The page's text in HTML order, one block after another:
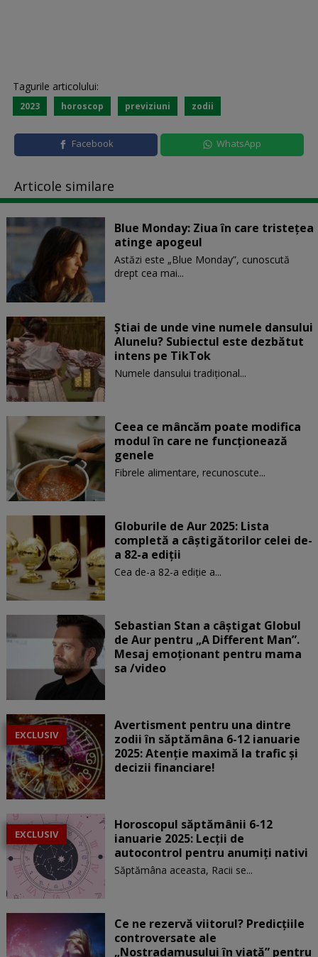
Tagurile articolului:
2023 horoscop previziuni zodii
Facebook WhatsApp
Articole similare
Blue Monday: Ziua în care tristețea
atinge apogeul
Astăzi este „Blue Monday”, cunoscută
drept cea mai...
Știai de unde vine numele dansului
Alunelu? Subiectul este dezbătut
intens pe TikTok
Numele dansului tradițional...
Ceea ce mâncăm poate modifica
modul în care ne funcţionează
genele
Fibrele alimentare, recunoscute...
Globurile de Aur 2025: Lista
completă a câștigătorilor celei de-
a 82-a ediții
Cea de-a 82-a ediție a...
Sebastian Stan a câștigat Globul
de Aur pentru „A Different Man”.
Mesaj emoționant pentru mama
sa /video
EXCLUSIV
Avertisment pentru una dintre
zodii în săptămâna 6-12 ianuarie
2025: Atenție maximă la trafic și
decizii financiare!
EXCLUSIV
Horoscopul săptămânii 6-12
ianuarie 2025: Lecții de
autocontrol pentru anumiți nativi
Săptămâna aceasta, Racii se...
Ce ne rezervă viitorul? Predicțiile
controversate ale
„Nostradamusului în viață” pentru